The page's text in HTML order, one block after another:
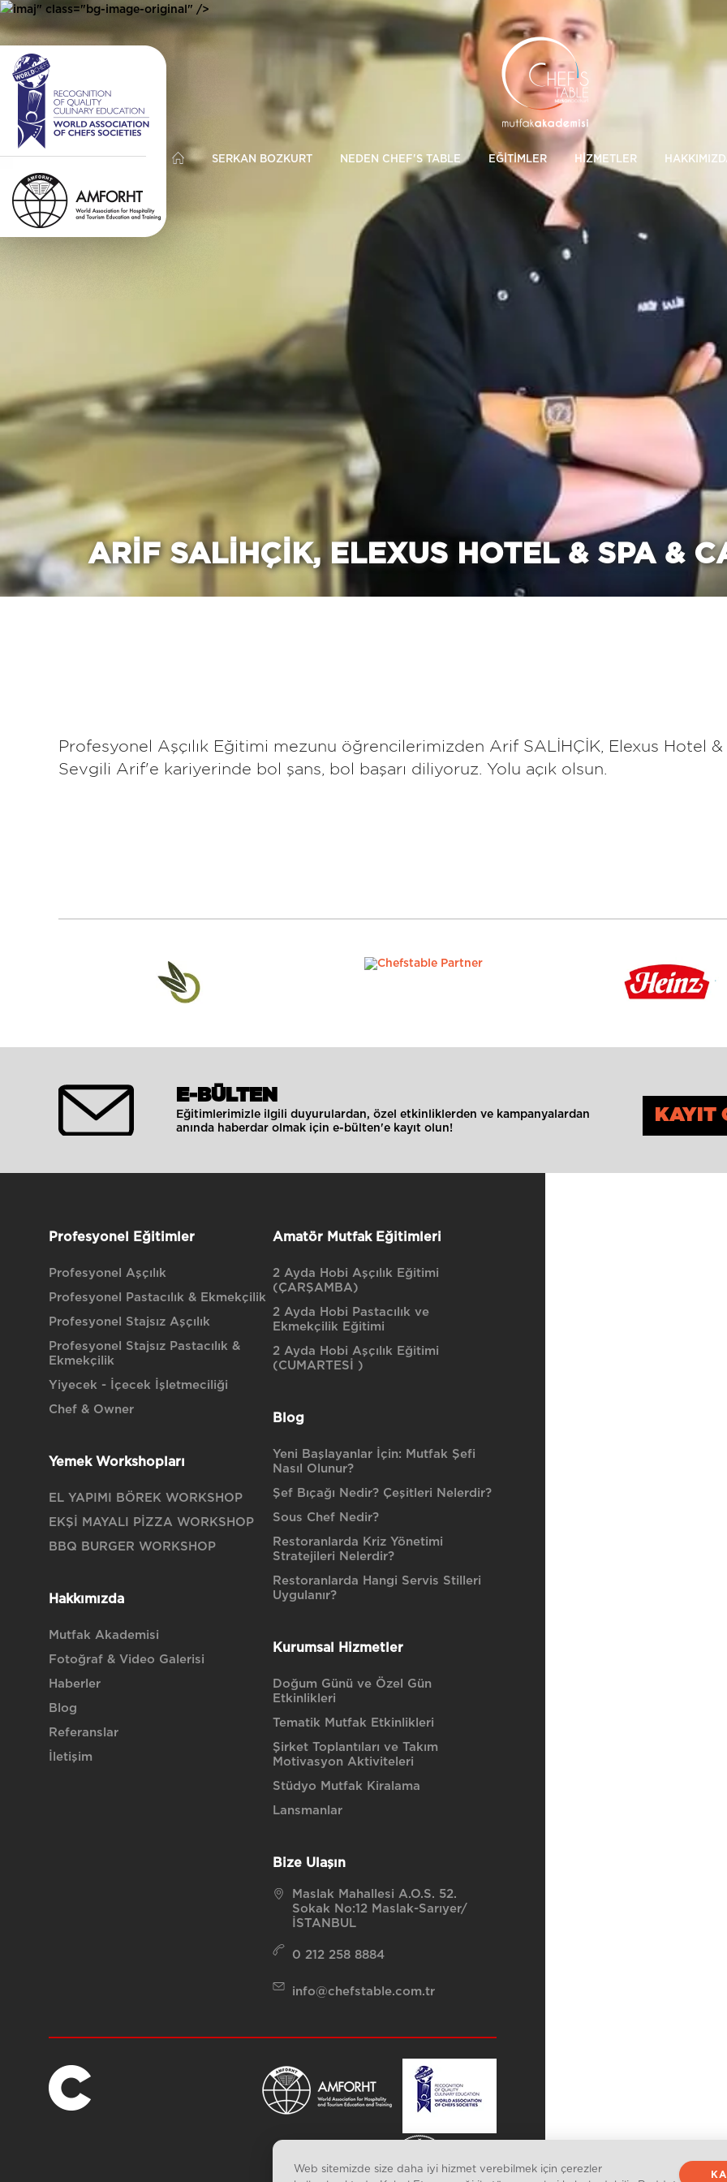
SERKAN BOZKURT NEDEN CHEF'S TABLE EĞİTİMLER HİZMETLER
imaj" class="bg-image-original" />
ARIF SALİHÇİK, ELEXUS HOTEL & SPA &
Profesyonel Aşçılık Eğitimi mezunu öğrencilerimizden Arif SALİHÇİK, Elexus Hotel &
Sevgili Arif'e kariyerinde bol şans, bol başarı diliyoruz. Yolu açık olsun.
E-BÜLTEN
Eğitimlerimizle ilgili duyurulardan, özel etkinliklerden ve kampanyalardan
anında haberdar olmak için e-bülten'e kayıt olun!
KAYIT
Profesyonel Eğitimler
Profesyonel Aşçılık
Profesyonel Pastacılık & Ekmekçilik
Profesyonel Stajsız Aşçılık
Profesyonel Stajsız Pastacılık &
Ekmekçilik
Yiyecek - İçecek İşletmeciliği
Chef & Owner
Yemek Workshopları
EL YAPIMI BÖREK WORKSHOP
EKŞİ MAYALI PİZZA WORKSHOP
BBQ BURGER WORKSHOP
Hakkımızda
Mutfak Akademisi
Fotoğraf & Video Galerisi
Haberler
Blog
Referanslar
İletişim
Amatör Mutfak Eğitimleri
2 Ayda Hobi Aşçılık Eğitimi
(ÇARŞAMBA)
2 Ayda Hobi Pastacılık ve
Ekmekçilik Eğitimi
2 Ayda Hobi Aşçılık Eğitimi
(CUMARTESİ )
Blog
Yeni Başlayanlar İçin: Mutfak Şefi
Nasıl Olunur?
Şef Bıçağı Nedir? Çeşitleri Nelerdir?
Sous Chef Nedir?
Restoranlarda Kriz Yönetimi
Stratejileri Nelerdir?
Restoranlarda Hangi Servis Stilleri
Uygulanır?
Kurumsal Hizmetler
Doğum Günü ve Özel Gün
Etkinlikleri
Tematik Mutfak Etkinlikleri
Şirket Toplantıları ve Takım
Motivasyon Aktiviteleri
Stüdyo Mutfak Kiralama
Lansmanlar
Bize Ulaşın
Maslak Mahallesi A.O.S. 52.
Sokak No:12 Maslak-Sarıyer/
İSTANBUL
0 212 258 8884
info@chefstable.com.tr
Web sitemizde size daha iyi hizmet verebilmek için çerezler